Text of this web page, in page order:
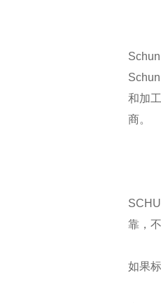
和加
商。
靠，
如果